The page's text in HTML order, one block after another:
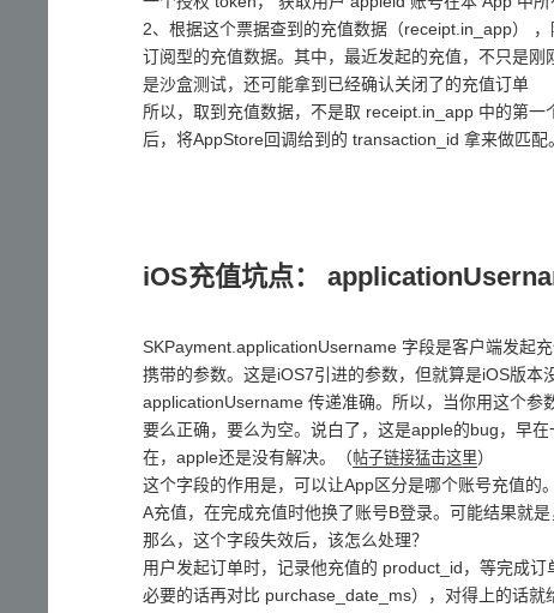
2、根据这个票据查到的充值数据（receipt.in_app）
订阅型的充值数据。其中，最近发起的充值，不只是
是沙盒测试，还可能拿到已经确认关闭了的充值订单
所以，取到充值数据，不是取 receipt.in_app 中的第
后，将AppStore回调给到的 transaction_id 拿来做匹配
iOS充值坑点：
SKPayment.applicationUsername 字段是客户端发起
携带的参数。这是iOS7引进的参数，但就算是iOS版本
applicationUsername 传递准确。所以，当你用这个参
要么正确，要么为空。说白了，这是apple的bug，早
在，apple还是没有解决。（帖子链接猛击这里）
这个字段的作用是，可以让App区分是哪个账号充值的
A充值，在完成充值时他换了账号B登录。可能结果就
那么，这个字段失效后，该怎么处理？
用户发起订单时，记录他充值的 product_id，等完成
必要的话再对比 purchase_date_ms），对得上的话